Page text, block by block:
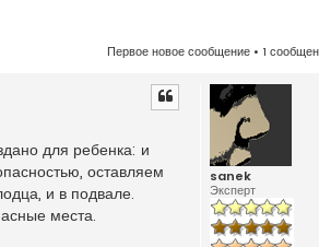
Первое новое сообщение • 1
sanek
Эксперт
для ребенка: и
оставляем
и в подвале.
места.